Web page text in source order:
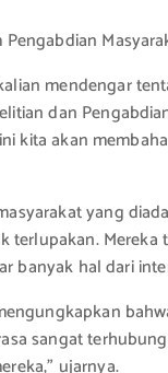
mendengar
dan
kita akan
yang
terlupakan.
banyak hal dari
sangat
ujarnya.